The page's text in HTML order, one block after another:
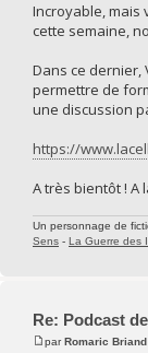
Incroyable, mais
cette semaine,
Dans ce dernier,
permettre de
une discussion
https://
A très bientôt ! A
Un personnage de
Sens - La Guerre des
Re: Podcast
parRomaric Briand